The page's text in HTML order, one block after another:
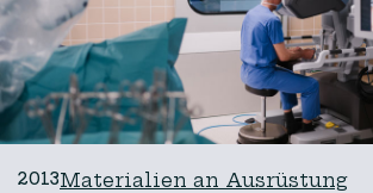
2013Materialien an Ausrüstung